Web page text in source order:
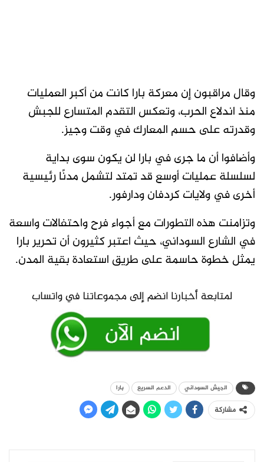
وقال مراقبون إن معركة بارا كانت من أكبر العمليات
منذ اندلاع الحرب، وتعكس التقدم المتسارع للجبش
وقدرته على حسم المعارك في وقت وجيز.
وأضافوا أن ما جرى في بارا لن يكون سوى بداية
لسلسلة عمليات أوسع قد تمتد لتشمل مدنًا رئيسية
أخرى في ولايات كردفان ودارفور.
وتزامنت هذه التطورات مع أجواء فرح واحتفالات واسعة
في الشارع السوداني، حيث اعتبر كثيرون أن تحرير بارا
يمثل خطوة حاسمة على طريق استعادة بقية المدن.
الجيش السوداني الدعم السريع بارا
مشاركة